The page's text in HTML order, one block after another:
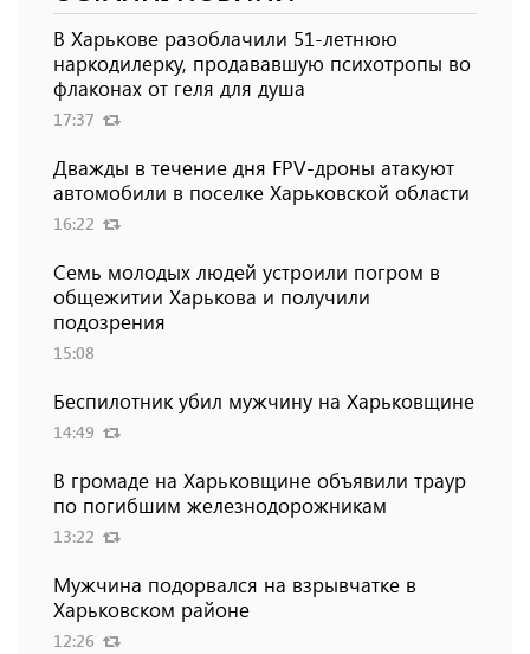
В Харькове разоблачили 51-летнюю
наркодилерку, продававшую психотропы во
флаконах от геля для душа
17:37
Дважды в течение дня FPV-дроны атакуют
автомобили в поселке Харьковской области
16:22
Семь молодых людей устроили погром в
общежитии Харькова и получили
подозрения
15:08
Беспилотник убил мужчину на Харьковщине
14:49
В громаде на Харьковщине объявили траур
по погибшим железнодорожникам
13:22
Мужчина подорвался на взрывчатке в
Харьковском районе
12:26